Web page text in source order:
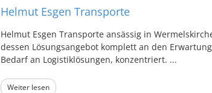
Helmut Esgen Transporte
Helmut Esgen Transporte ansässig in
dessen Lösungsangebot komplett an den
Bedarf an Logistiklösungen, konzentriert. ...
Weiter lesen